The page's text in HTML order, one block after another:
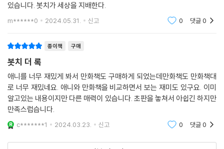
있습니다. 봇치가 세상을 지배한다.
m******0 2024.05.31. 신고 0 댓글0
종이책 구매
봇치 더 록
애니를 너무 재밌게 봐서 만화책도 구매하게 되었는데만화책도 만화책대
로 너무 재밌네요. 애니와 만화책을 비교하면서 보는 재미도 있구요. 이미
알고있는 내용이지만 다른 매력이 있습니다. 초판을 놓쳐서 아쉽긴 하지만
만족스럽습니다.
c*******1 2024.03.23. 신고 0 댓글0